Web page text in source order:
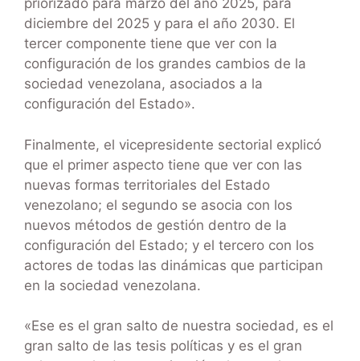
priorizado para marzo del año 2025, para
diciembre del 2025 y para el año 2030. El
tercer componente tiene que ver con la
configuración de los grandes cambios de la
sociedad venezolana, asociados a la
configuración del Estado».
Finalmente, el vicepresidente sectorial explicó
que el primer aspecto tiene que ver con las
nuevas formas territoriales del Estado
venezolano; el segundo se asocia con los
nuevos métodos de gestión dentro de la
configuración del Estado; y el tercero con los
actores de todas las dinámicas que participan
en la sociedad venezolana.
«Ese es el gran salto de nuestra sociedad, es el
gran salto de las tesis políticas y es el gran